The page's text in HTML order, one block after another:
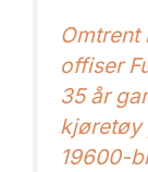
offiser
35 år
kjøretøy
19600-